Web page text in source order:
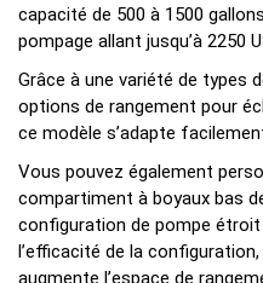
capacité de 500 à 1500
pompage allant jusqu’à 2250
Grâce à une variété de types
options de rangement pour
ce modèle s’adapte
Vous pouvez également
compartiment à boyaux bas
configuration de pompe étroit
l’efficacité de la
augmente l’espace de